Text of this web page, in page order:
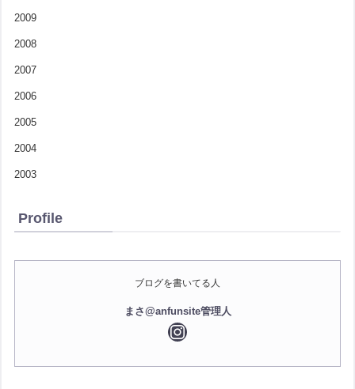
2009
2008
2007
2006
2005
2004
2003
Profile
ブログを書いてる人
まさ@anfunsite管理人